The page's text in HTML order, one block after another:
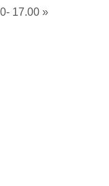
17.00 »